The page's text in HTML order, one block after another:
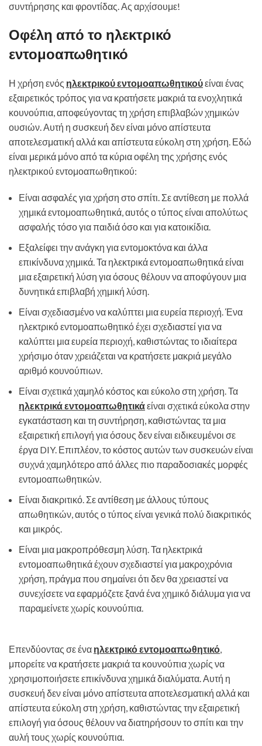
συντήρησης και φροντίδας. Ας αρχίσουμε!
Οφέλη από το ηλεκτρικό
εντομοαπωθητικό
Η χρήση ενός ηλεκτρικού εντομοαπωθητικούείναι ένας
εξαιρετικός τρόπος για να κρατήσετε μακριά τα ενοχλητικά
κουνούπια, αποφεύγοντας τη χρήση επιβλαβών χημικών
ουσιών. Αυτή η συσκευή δεν είναι μόνο απίστευτα
αποτελεσματική αλλά και απίστευτα εύκολη στη χρήση. Εδώ
είναι μερικά μόνο από τα κύρια οφέλη της χρήσης ενός
ηλεκτρικού εντομοαπωθητικού:
Είναι ασφαλές για χρήση στο σπίτι. Σε αντίθεση με πολλά
χημικά εντομοαπωθητικά, αυτός ο τύπος είναι απολύτως
ασφαλής τόσο για παιδιά όσο και για κατοικίδια.
Εξαλείφει την ανάγκη για εντομοκτόνα και άλλα
επικίνδυνα χημικά. Τα ηλεκτρικά εντομοαπωθητικά είναι
μια εξαιρετική λύση για όσους θέλουν να αποφύγουν μια
δυνητικά επιβλαβή χημική λύση.
Είναι σχεδιασμένο να καλύπτει μια ευρεία περιοχή. Ένα
ηλεκτρικό εντομοαπωθητικό έχει σχεδιαστεί για να
καλύπτει μια ευρεία περιοχή, καθιστώντας το ιδιαίτερα
χρήσιμο όταν χρειάζεται να κρατήσετε μακριά μεγάλο
αριθμό κουνούπιων.
Είναι σχετικά χαμηλό κόστος και εύκολο στη χρήση. Τα
ηλεκτρικά εντομοαπωθητικάείναι σχετικά εύκολα στην
εγκατάσταση και τη συντήρηση, καθιστώντας τα μια
εξαιρετική επιλογή για όσους δεν είναι ειδικευμένοι σε
έργα DIY. Επιπλέον, το κόστος αυτών των συσκευών είναι
συχνά χαμηλότερο από άλλες πιο παραδοσιακές μορφές
εντομοαπωθητικών.
Είναι διακριτικό. Σε αντίθεση με άλλους τύπους
απωθητικών, αυτός ο τύπος είναι γενικά πολύ διακριτικός
και μικρός.
Είναι μια μακροπρόθεσμη λύση. Τα ηλεκτρικά
εντομοαπωθητικά έχουν σχεδιαστεί για μακροχρόνια
χρήση, πράγμα που σημαίνει ότι δεν θα χρειαστεί να
συνεχίσετε να εφαρμόζετε ξανά ένα χημικό διάλυμα για να
παραμείνετε χωρίς κουνούπια.
Επενδύοντας σε ένα ηλεκτρικό εντομοαπωθητικό,
μπορείτε να κρατήσετε μακριά τα κουνούπια χωρίς να
χρησιμοποιήσετε επικίνδυνα χημικά διαλύματα. Αυτή η
συσκευή δεν είναι μόνο απίστευτα αποτελεσματική αλλά και
απίστευτα εύκολη στη χρήση, καθιστώντας την εξαιρετική
επιλογή για όσους θέλουν να διατηρήσουν το σπίτι και την
αυλή τους χωρίς κουνούπια.